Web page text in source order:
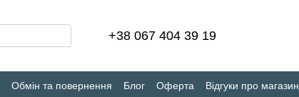
+38 067 404 39 19
Обмін та повернення Блог Оферта
Відгуки про магазин